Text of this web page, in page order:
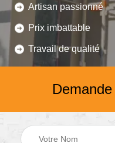
Artisan passionné
Prix imbattable
Travail de qualité